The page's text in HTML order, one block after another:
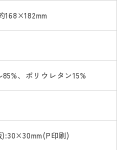
168×182mm
、ポリウレタン15%
印刷)